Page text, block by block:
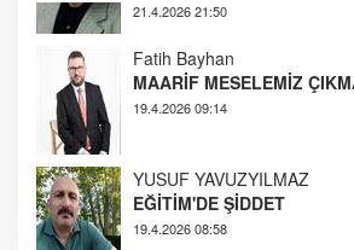
Fatih Bayhan
19.4.2026 09:14
19.4.2026 08:58